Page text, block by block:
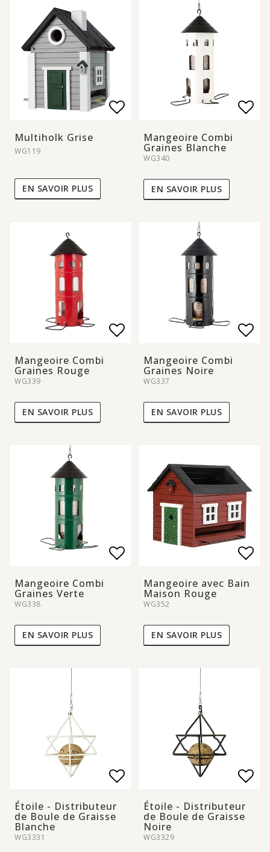
Add to list of
Add to list of
Multiholk Grise
WG119
EN SAVOIR PLUS
Mangeoire Combi
Graines Blanche
WG340
EN SAVOIR PLUS
Add to list of
Add to list of
Mangeoire Combi
Graines Rouge
WG339
EN SAVOIR PLUS
Mangeoire Combi
Graines Noire
WG337
EN SAVOIR PLUS
Add to list of
Add to list of
Mangeoire Combi
Graines Verte
WG338
EN SAVOIR PLUS
Mangeoire avec Bain
Maison Rouge
WG352
EN SAVOIR PLUS
Add to list of
Étoile - Distributeur
de Boule de Graisse
Blanche
WG3331
Étoile - Distributeur
de Boule de Graisse
Noire
WG3329